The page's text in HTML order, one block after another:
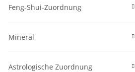
Feng-Shui-Zuordnung
Mineral
Astrologische Zuordnung